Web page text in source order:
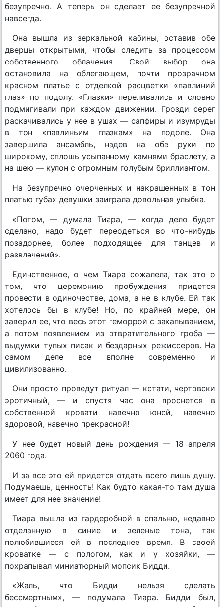
безупречно. А теперь он сделает ее безупречной
навсегда.
Она вышла из зеркальной кабины, оставив обе
дверцы открытыми, чтобы следить за процессом
собственного облачения. Свой выбор она
остановила на облегающем, почти прозрачном
красном платье с отделкой расцветки «павлиний
глаз» по подолу. «Глазки» переливались и словно
подмигивали при каждом движении. Грозди серег
раскачивались у нее в ушах — сапфиры и изумруды
в тон «павлиньим глазкам» на подоле. Она
завершила ансамбль, надев на обе руки по
широкому, сплошь усыпанному камнями браслету, а
на шею — кулон с огромным голубым бриллиантом.
На безупречно очерченных и накрашенных в тон
платью губах девушки заиграла довольная улыбка.
«Потом, — думала Тиара, — когда дело будет
сделано, надо будет переодеться во что-нибудь
позадорнее, более подходящее для танцев и
развлечений».
Единственное, о чем Тиара сожалела, так это о
том, что церемонию пробуждения придется
провести в одиночестве, дома, а не в клубе. Ей так
хотелось бы в клубе! Но, по крайней мере, он
заверил ее, что весь этот геморрой с закапыванием,
а потом появлением из отвратительного гроба —
выдумки тупых писак и бездарных режиссеров. На
самом деле все вполне современно и
цивилизованно.
Они просто проведут ритуал — кстати, чертовски
эротичный, — и спустя час она проснется в
собственной кровати навечно юной, навечно
здоровой, навечно прекрасной!
У нее будет новый день рождения — 18 апреля
2060 года.
И за все это ей придется отдать всего лишь душу.
Подумаешь, ценность! Как будто какая-то там душа
имеет для нее значение!
Тиара вышла из гардеробной в спальню, недавно
отделанную в синие и зеленые тона, так
полюбившиеся ей в последнее время. В своей
кроватке — с пологом, как и у хозяйки, —
похрапывал миниатюрный мопсик Бидди.
«Жаль, что Бидди нельзя сделать
бессмертным», — подумала Тиара. Бидди был,